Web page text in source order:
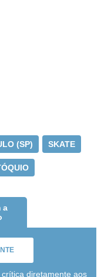
(SP) SKATE
a
diretamente aos